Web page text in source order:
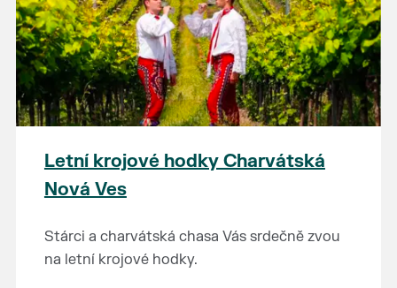
Letní krojové hodky Charvátská
Nová Ves
Stárci a charvátská chasa Vás srdečně zvou
na letní krojové hodky.